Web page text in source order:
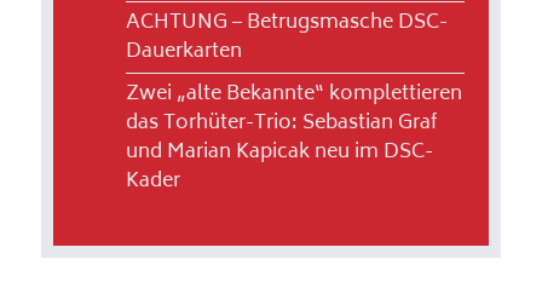
ACHTUNG – Betrugsmasche DSC-
Dauerkarten
Zwei „alte Bekannte“ komplettieren
das Torhüter-Trio: Sebastian Graf
und Marian Kapicak neu im DSC-
Kader